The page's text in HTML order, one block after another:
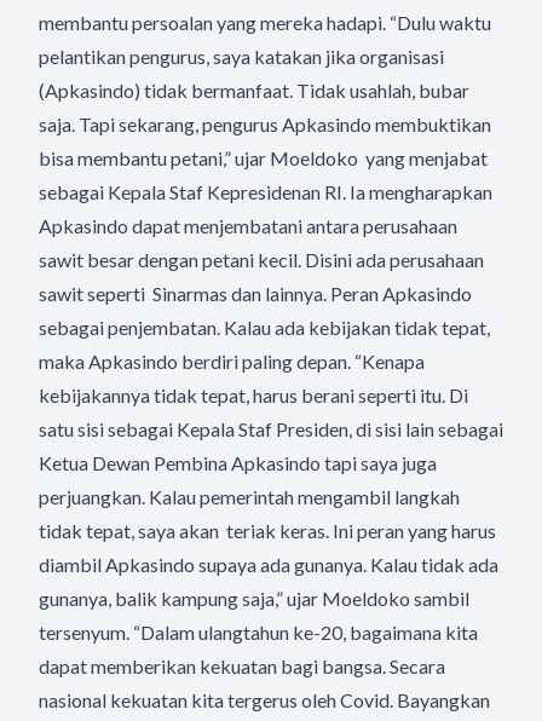
membantu persoalan yang mereka hadapi. “Dulu waktu
pelantikan pengurus, saya katakan jika organisasi
(Apkasindo) tidak bermanfaat. Tidak usahlah, bubar
saja. Tapi sekarang, pengurus Apkasindo membuktikan
bisa membantu petani,” ujar Moeldoko yang menjabat
sebagai Kepala Staf Kepresidenan RI. Ia mengharapkan
Apkasindo dapat menjembatani antara perusahaan
sawit besar dengan petani kecil. Disini ada perusahaan
sawit seperti Sinarmas dan lainnya. Peran Apkasindo
sebagai penjembatan. Kalau ada kebijakan tidak tepat,
maka Apkasindo berdiri paling depan. “Kenapa
kebijakannya tidak tepat, harus berani seperti itu. Di
satu sisi sebagai Kepala Staf Presiden, di sisi lain sebagai
Ketua Dewan Pembina Apkasindo tapi saya juga
perjuangkan. Kalau pemerintah mengambil langkah
tidak tepat, saya akan teriak keras. Ini peran yang harus
diambil Apkasindo supaya ada gunanya. Kalau tidak ada
gunanya, balik kampung saja,” ujar Moeldoko sambil
tersenyum. “Dalam ulangtahun ke-20, bagaimana kita
dapat memberikan kekuatan bagi bangsa. Secara
nasional kekuatan kita tergerus oleh Covid. Bayangkan